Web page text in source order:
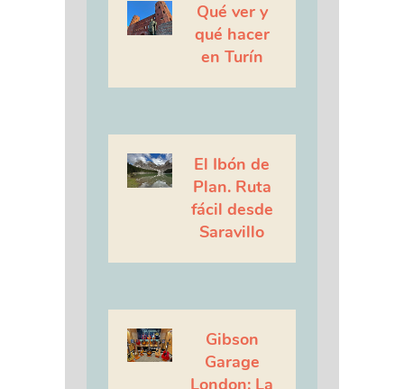
Qué ver y
qué hacer
en Turín
El Ibón de
Plan. Ruta
fácil desde
Saravillo
Gibson
Garage
London: La